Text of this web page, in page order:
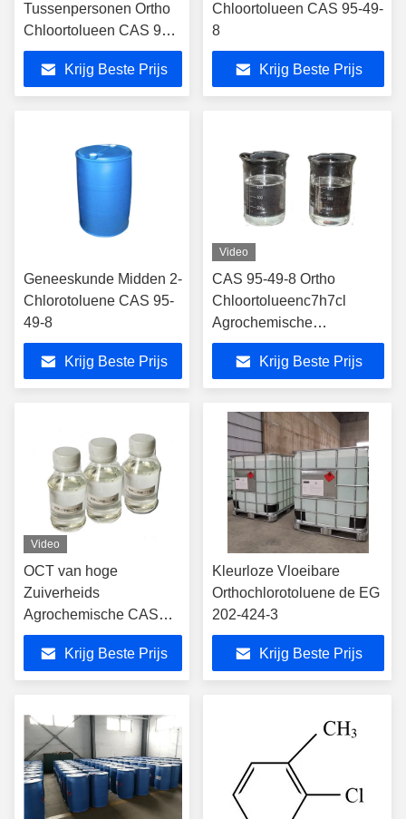
Tussenpersonen Ortho
Chloortolueen CAS 95-
49-8
Krijg Beste Prijs
Chloortolueen CAS 95-49-
8
Krijg Beste Prijs
Geneeskunde Midden 2-
Chlorotoluene CAS 95-
49-8
Krijg Beste Prijs
Video
CAS 95-49-8 Ortho
Chloortolueenc7h7cl
Agrochemische
Tussenpersonen
Krijg Beste Prijs
Video
OCT van hoge
Zuiverheids
Agrochemische CAS
95-49-8 o-Chlorotoluene
Krijg Beste Prijs
Kleurloze Vloeibare
Orthochlorotoluene de EG
202-424-3
Krijg Beste Prijs